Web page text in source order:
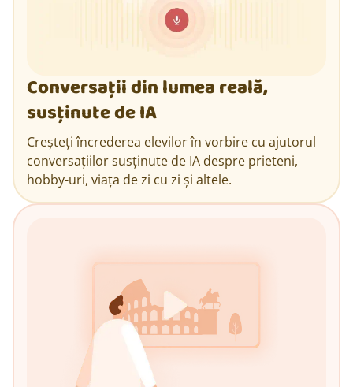
Conversații din lumea reală,
susținute de IA
Creșteți încrederea elevilor în vorbire cu ajutorul
conversațiilor susținute de IA despre prieteni,
hobby-uri, viața de zi cu zi și altele.